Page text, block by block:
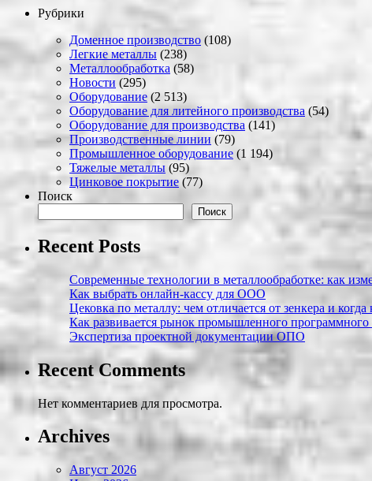
Рубрики
Доменное производство (108)
Легкие металлы (238)
Металлообработка (58)
Новости (295)
Оборудование (2 513)
Оборудование для литейного производства (54)
Оборудование для производства (141)
Производственные линии (79)
Промышленное оборудование (1 194)
Тяжелые металлы (95)
Цинковое покрытие (77)
Поиск
Поиск
Recent Posts
Современные технологии в металлообработке: как
Как выбрать онлайн-кассу для ООО
Цековка по металлу: чем отличается от зенкера и
Как развивается рынок промышленного программного
Экспертиза проектной документации ОПО
Recent Comments
Нет комментариев для просмотра.
Archives
Август 2026